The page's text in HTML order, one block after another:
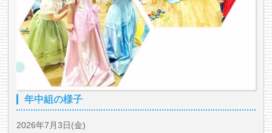
年中組の様子
2026年7月3日(金)